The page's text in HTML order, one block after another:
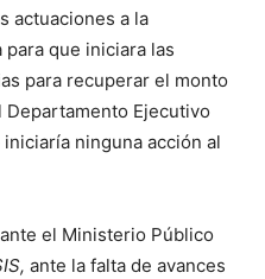
actuaciones a la
para que iniciara las
para recuperar el monto
Ejecutivo
ninguna acción al
el Ministerio Público
ante la falta de avances